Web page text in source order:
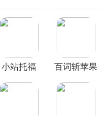
小站托福
百词斩苹果